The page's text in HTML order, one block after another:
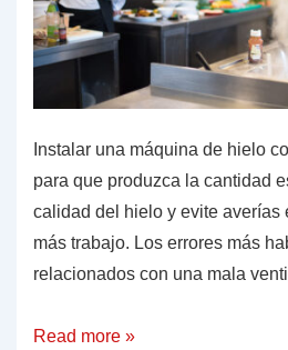
Instalar una máquina de hielo
para que produzca la cantidad
calidad del hielo y evite averías
más trabajo. Los errores más
relacionados con una mala
5
Read more »